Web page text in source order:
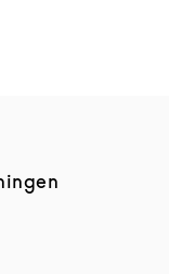
to Create